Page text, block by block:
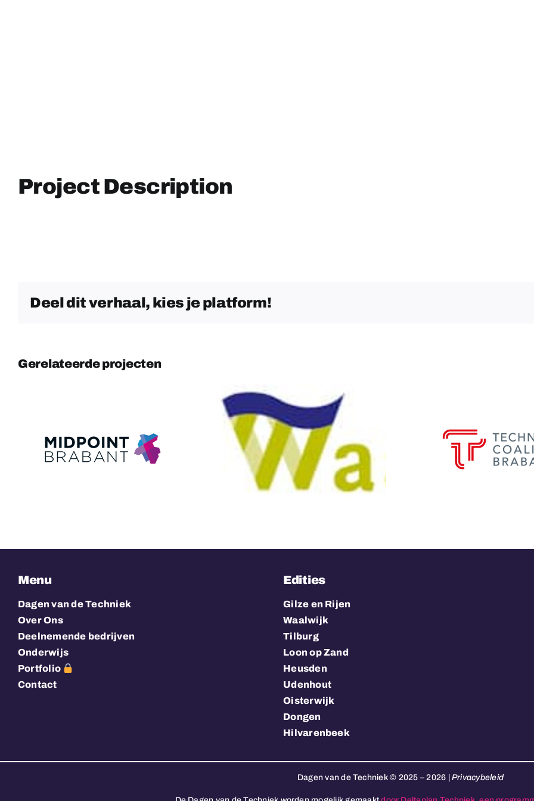
Project Description
Deel dit verhaal, kies je platform!
Gerelateerde projecten
Gemeente
Techniekcoalitie
Brabant
Menu
Dagen van de Techniek
Over Ons
Deelnemende bedrijven
Onderwijs
Portfolio
Contact
Edities
Gilze en Rijen
Waalwijk
Tilburg
Loon op Zand
Heusden
Udenhout
Oisterwijk
Dongen
Hilvarenbeek
Dagen van de Techniek © 2025 – 2026 | Privacybeleid